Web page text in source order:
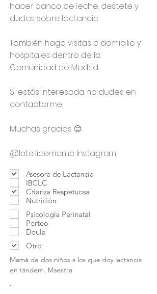
hacer banco de leche, destete y
dudas sobre lactancia.
También hago visitas a domicilio y
hospitales dentro de la
Comunidad de Madrid.
Si estás interesada no dudes en
contactarme.
Muchas gracias 😊.
@latetidemama Instagram
Asesora de Lactancia
IBCLC
Crianza Respetuosa
Nutrición
Psicología Perinatal
Porteo
Doula
Otro
Mamá de dos niños a los que doy lactancia
en tándem. Maestra